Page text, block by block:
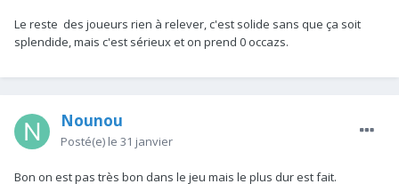
Le reste des joueurs rien à relever, c'est solide sans que ça soit
splendide, mais c'est sérieux et on prend 0 occazs.
Nounou
Posté(e) le 31 janvier
Bon on est pas très bon dans le jeu mais le plus dur est fait.